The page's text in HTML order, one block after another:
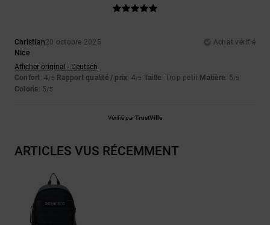
Christian20 octobre 2025
Achat vérifié
Nice
Afficher original - Deutsch
Confort: 4/5 Rapport qualité / prix: 4/5 Taille: Trop petit Matière: 5/5
Coloris: 5/5
Vérifié parTrustVille
ARTICLES VUS RÉCEMMENT